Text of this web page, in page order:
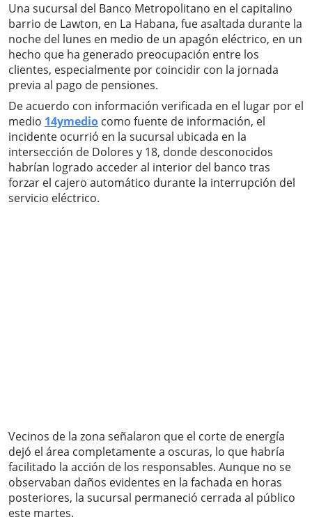
Una sucursal del Banco Metropolitano en el capitalino
barrio de Lawton, en La Habana, fue asaltada durante la
noche del lunes en medio de un apagón eléctrico, en un
hecho que ha generado preocupación entre los
clientes, especialmente por coincidir con la jornada
previa al pago de pensiones.
De acuerdo con información verificada en el lugar por el
medio 14ymedio como fuente de información, el
incidente ocurrió en la sucursal ubicada en la
intersección de Dolores y 18, donde desconocidos
habrían logrado acceder al interior del banco tras
forzar el cajero automático durante la interrupción del
servicio eléctrico.
Vecinos de la zona señalaron que el corte de energía
dejó el área completamente a oscuras, lo que habría
facilitado la acción de los responsables. Aunque no se
observaban daños evidentes en la fachada en horas
posteriores, la sucursal permaneció cerrada al público
este martes.